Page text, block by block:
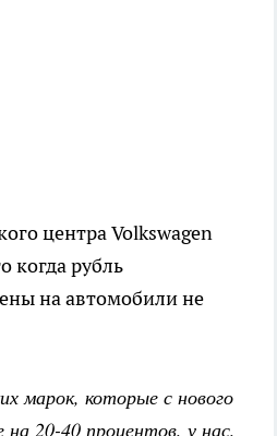
центра Volkswagen
когда рубль
на автомобили не
марок, которые с нового
на 20-40 процентов, у нас,